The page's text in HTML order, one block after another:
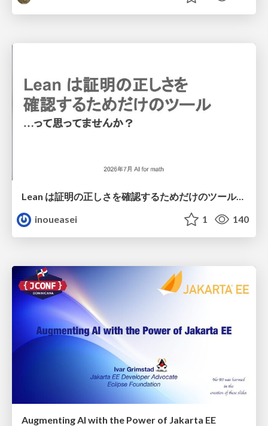
Lean は証明の正しさを確認するためだけのツールって思ってませんか？
inoueasei
1 140
Augmenting AI with the Power of Jakarta EE